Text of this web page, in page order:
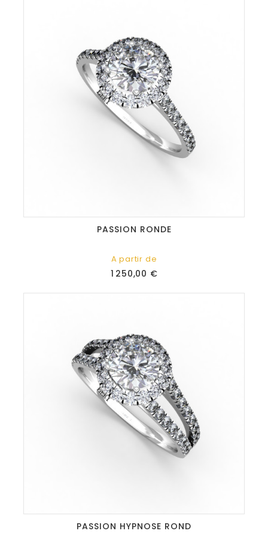
PASSION RONDE
A partir de
Prix
1 250,00 €
PASSION HYPNOSE ROND